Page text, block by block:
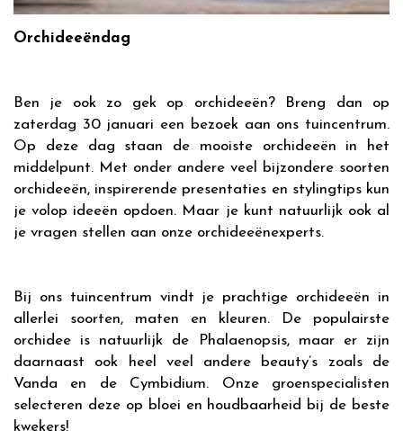
Orchideeëndag
Ben je ook zo gek op orchideeën? Breng dan op
zaterdag 30 januari een bezoek aan ons tuincentrum.
Op deze dag staan de mooiste orchideeën in het
middelpunt. Met onder andere veel bijzondere soorten
orchideeën, inspirerende presentaties en stylingtips kun
je volop ideeën opdoen. Maar je kunt natuurlijk ook al
je vragen stellen aan onze orchideeënexperts.
Bij ons tuincentrum vindt je prachtige orchideeën in
allerlei soorten, maten en kleuren. De populairste
orchidee is natuurlijk de Phalaenopsis, maar er zijn
daarnaast ook heel veel andere beauty’s zoals de
Vanda en de Cymbidium. Onze groenspecialisten
selecteren deze op bloei en houdbaarheid bij de beste
kwekers!